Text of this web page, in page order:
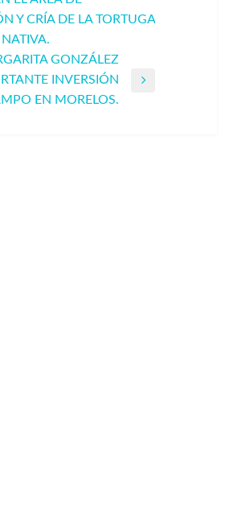
Y CRÍA DE LA TORTUGA
GONZÁLEZ
INVERSIÓN
EN MORELOS.